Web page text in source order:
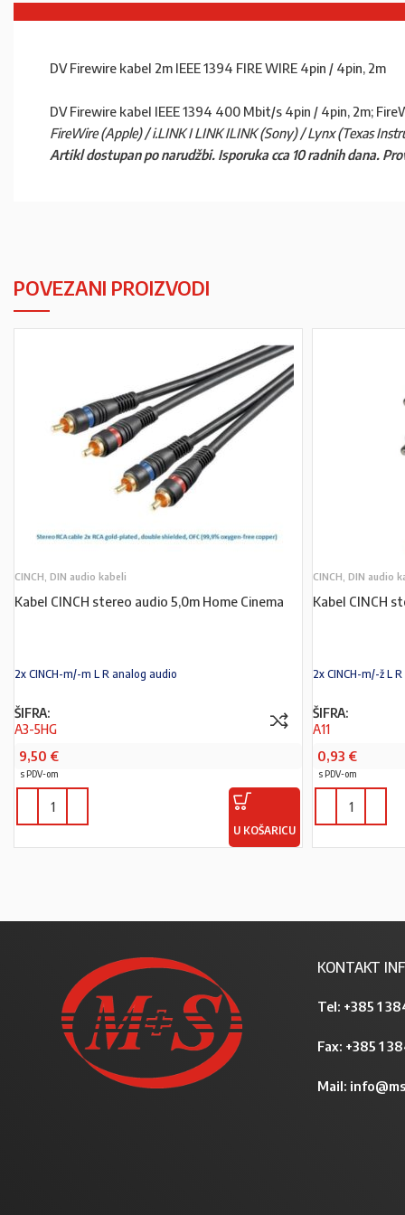
DV Firewire kabel 2m IEEE 1394 FIRE WIRE 4pin / 4pin, 2m
DV Firewire kabel IEEE 1394 400 Mbit/s 4pin / 4pin, 2m;
FireWire (Apple) / i.LINK I LINK ILINK (Sony) / Lynx (Texas
Artikl dostupan po narudžbi. Isporuka cca 10 radnih dana.
POVEZANI PROIZVODI
CINCH, DIN audio kabeli
Kabel CINCH stereo audio 5,0m Home Cinema
2x CINCH-m/-m L R analog audio
ŠIFRA:
A3-5HG
9,50 €
s PDV-om
U KOŠARICU
CINCH, DIN audio
Kabel CINCH
2x CINCH-m/-ž L
ŠIFRA:
A11
0,93 €
s PDV-om
KONTAKT
Tel: +385 1
Fax: +385 1
Mail: